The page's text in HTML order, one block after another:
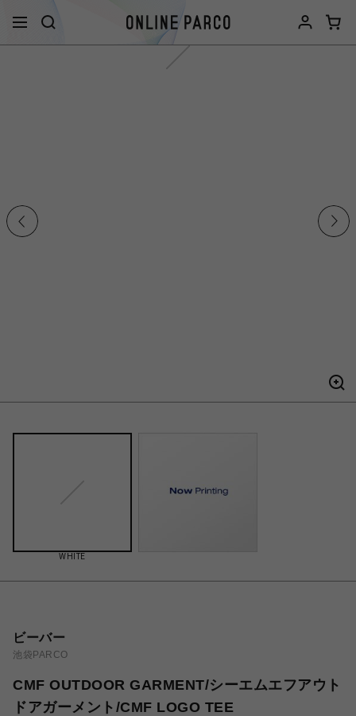
WHITE
ビーバー
池袋PARCO
CMF OUTDOOR GARMENT/シーエムエフアウト
ドアガーメント/CMF LOGO TEE